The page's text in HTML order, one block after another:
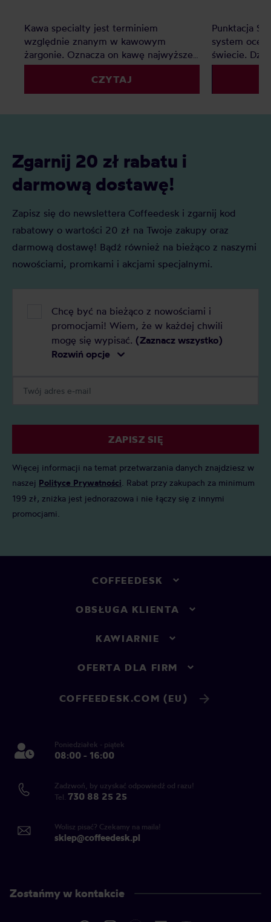
Kawa specialty jest terminiem
względnie znanym w kawowym
żargonie. Oznacza on kawę najwyższej
jakości, jednak co z kawą premium?
Czy to tylko chwyt marketingowy czy
faktyczna ocena jakości? Z tego
domu?
CZYTAJ
Punktacja
system
świecie.
palarnie i
kryteriów. Z
Zgarnij 20 zł rabatu i
darmową dostawę!
Zapisz się do newslettera Coffeedesk i zgarnij kod
rabatowy o wartości 20 zł na Twoje zakupy oraz
darmową dostawę! Bądź również na bieżąco z naszymi
nowościami, promkami i akcjami specjalnymi.
Chcę być na bieżąco z nowościami i
promocjami! Wiem, że w każdej chwili
mogę się wypisać. (Zaznacz wszystko)
Rozwiń opcje
ZAPISZ SIĘ
Więcej informacji na temat przetwarzania danych znajdziesz w
naszej Polityce Prywatności . Rabat przy zakupach za minimum
199 zł, zniżka jest jednorazowa i nie łączy się z innymi
promocjami.
COFFEEDESK
OBSŁUGA KLIENTA
KAWIARNIE
OFERTA DLA FIRM
COFFEEDESK.COM (EU)
Poniedziałek - piątek
08:00 - 16:00
Zadzwoń, by uzyskać odpowiedź od razu!
Tel. 730 88 25 25
Wolisz pisać? Czekamy na maila!
sklep@coffeedesk.pl
Zostańmy w kontakcie